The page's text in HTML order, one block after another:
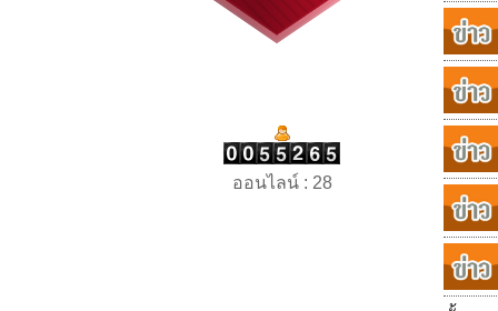
ออนไลน์ : 28